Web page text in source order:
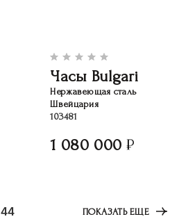
Часы Bulgari
Нержавеющая сталь
Швейцария
103481
1 080 000
44 ПОКАЗАТЬ ЕЩЕ